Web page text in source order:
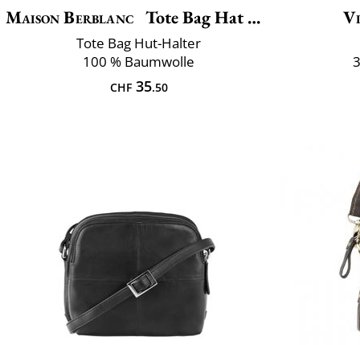
Maison Berblanc Tote Bag Hat Holder
Tote Bag Hut-Halter
100 % Baumwolle
CHF35.50